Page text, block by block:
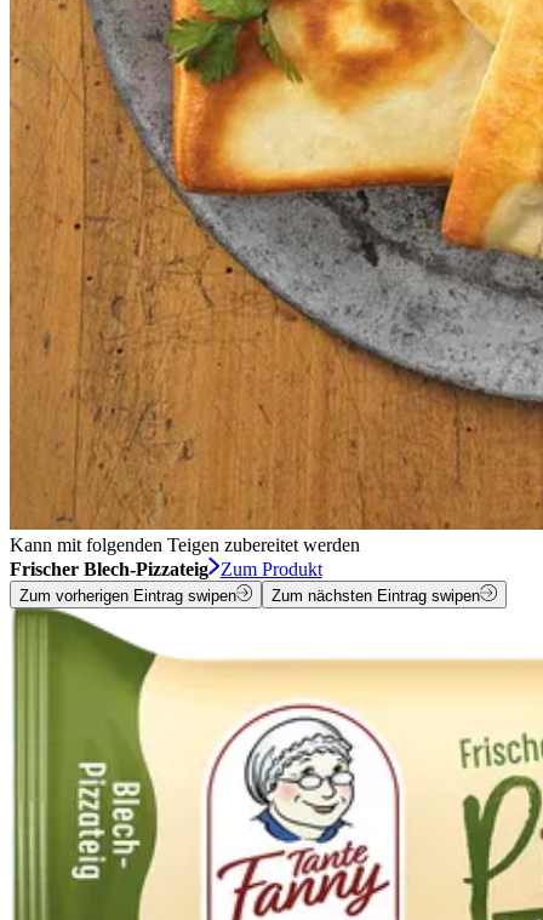
Kann mit folgenden Teigen zubereitet werden
Frischer Blech-Pizzateig
Zum Produkt
Zum vorherigen Eintrag swipen Zum nächsten Eintrag swipen